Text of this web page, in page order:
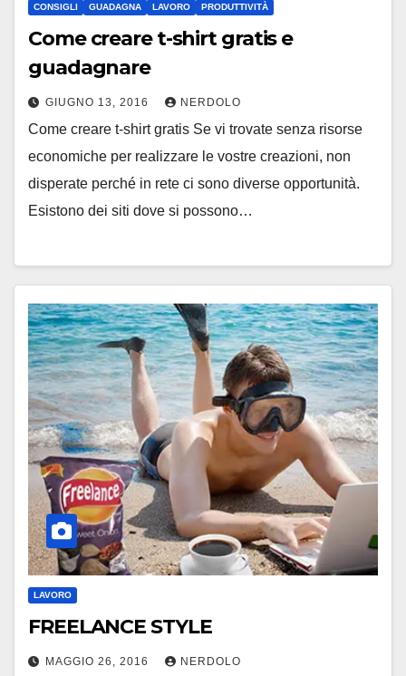
CONSIGLI GUADAGNA LAVORO PRODUTTIVITÀ
Come creare t-shirt gratis e
guadagnare
GIUGNO 13, 2016 NERDOLO
Come creare t-shirt gratis Se vi trovate senza risorse
economiche per realizzare le vostre creazioni, non
disperate perché in rete ci sono diverse opportunità.
Esistono dei siti dove si possono…
LAVORO
FREELANCE STYLE
MAGGIO 26, 2016 NERDOLO